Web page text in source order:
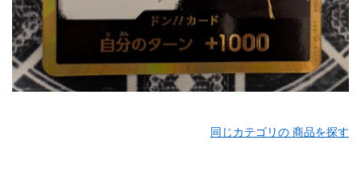
同じカテゴリの 商品を探す